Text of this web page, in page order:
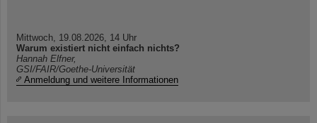
Mittwoch, 19.08.2026, 14 Uhr
Warum existiert nicht einfach nichts?
Hannah Elfner,
GSI/FAIR/Goethe-Universität
Anmeldung und weitere Informationen